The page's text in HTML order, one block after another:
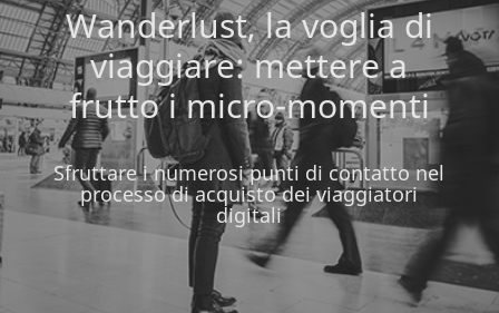
Wanderlust, la voglia di
viaggiare: mettere a
frutto i micro-momenti
Sfruttare i numerosi punti di contatto nel
processo di acquisto dei viaggiatori
digitali